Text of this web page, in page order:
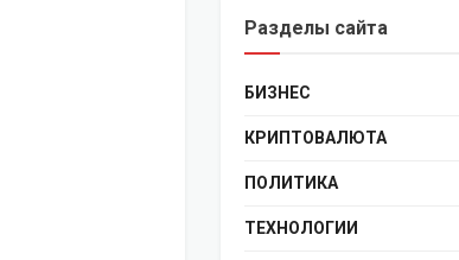
Разделы сайта
БИЗНЕС
КРИПТОВАЛЮТА
ПОЛИТИКА
ТЕХНОЛОГИИ